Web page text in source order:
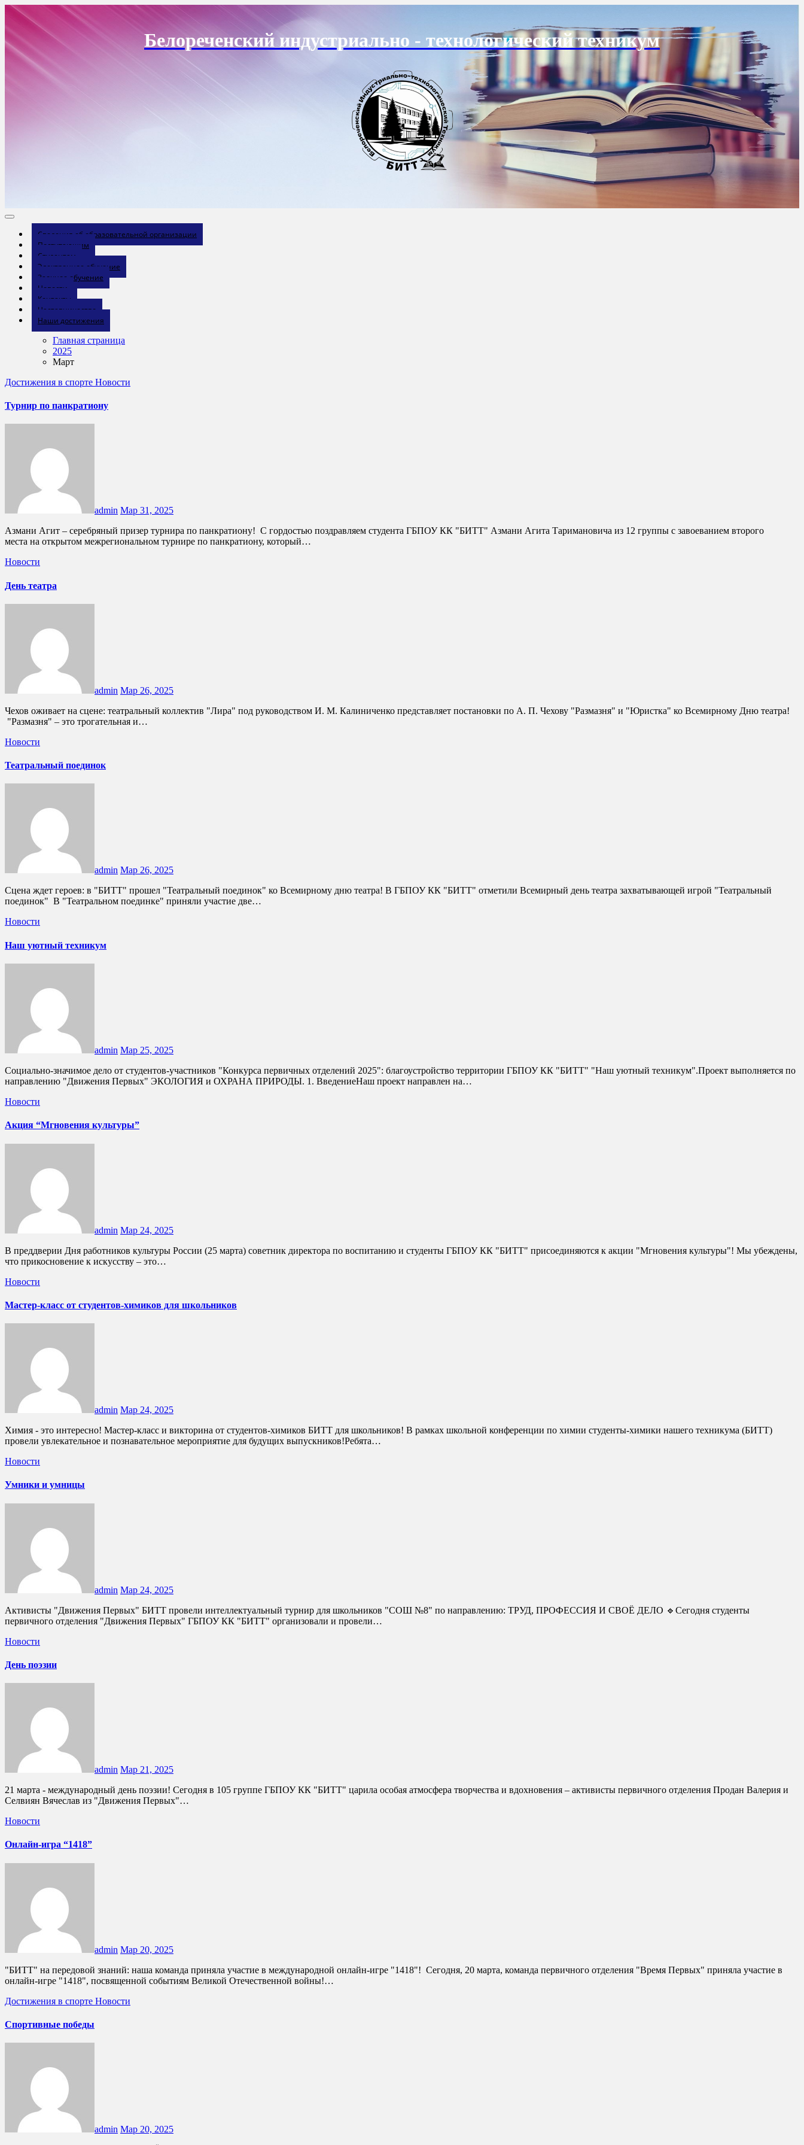
Перейти
содержанию
Белореченский индустриально - технологический техникум
Сведения об образовательной организации
Поступающим
Студентам
Электронное обучение
Заочное обучение
Новости
Контакты
Наставничество
Наши достижения
Главная страница
2025
Март
Достижения в спорте Новости
Турнир по панкратиону
admin Мар 31, 2025
Азмани Агит – серебряный призер турнира по панкратиону! С гордостью поздравляем студента ГБПОУ КК "БИТТ" Азмани Агита Таримановича из 12 группы с завоеванием второго
места на открытом межрегиональном турнире по панкратиону, который…
Новости
День театра
admin Мар 26, 2025
Чехов оживает на сцене: театральный коллектив "Лира" под руководством И. М. Калиниченко представляет постановки по А. П. Чехову "Размазня" и "Юристка" ко Всемирному Дню театра!
"Размазня" – это трогательная и…
Новости
Театральный поединок
admin Мар 26, 2025
Сцена ждет героев: в "БИТТ" прошел "Театральный поединок" ко Всемирному дню театра! В ГБПОУ КК "БИТТ" отметили Всемирный день театра захватывающей игрой "Театральный
поединок" В "Театральном поединке" приняли участие две…
Новости
Наш уютный техникум
admin Мар 25, 2025
Социально-значимое дело от студентов-участников "Конкурса первичных отделений 2025": благоустройство территории ГБПОУ КК "БИТТ" "Наш уютный техникум".Проект выполняется по
направлению "Движения Первых" ЭКОЛОГИЯ и ОХРАНА ПРИРОДЫ. 1. ВведениеНаш проект направлен на…
Новости
Акция “Мгновения культуры”
admin Мар 24, 2025
В преддверии Дня работников культуры России (25 марта) советник директора по воспитанию и студенты ГБПОУ КК "БИТТ" присоединяются к акции "Мгновения культуры"! Мы убеждены,
что прикосновение к искусству – это…
Новости
Мастер-класс от студентов-химиков для школьников
admin Мар 24, 2025
Химия - это интересно! Мастер-класс и викторина от студентов-химиков БИТТ для школьников! В рамках школьной конференции по химии студенты-химики нашего техникума (БИТТ)
провели увлекательное и познавательное мероприятие для будущих выпускников!Ребята…
Новости
Умники и умницы
admin Мар 24, 2025
Активисты "Движения Первых" БИТТ провели интеллектуальный турнир для школьников "СОШ №8" по направлению: ТРУД, ПРОФЕССИЯ И СВОЁ ДЕЛО 🔹Сегодня студенты
первичного отделения "Движения Первых" ГБПОУ КК "БИТТ" организовали и провели…
Новости
День поэзии
admin Мар 21, 2025
21 марта - международный день поэзии! Сегодня в 105 группе ГБПОУ КК "БИТТ" царила особая атмосфера творчества и вдохновения – активисты первичного отделения Продан Валерия и
Селвиян Вячеслав из "Движения Первых"…
Новости
Онлайн-игра “1418”
admin Мар 20, 2025
"БИТТ" на передовой знаний: наша команда приняла участие в международной онлайн-игре "1418"! Сегодня, 20 марта, команда первичного отделения "Время Первых" приняла участие в
онлайн-игре "1418", посвященной событиям Великой Отечественной войны!…
Достижения в спорте Новости
Спортивные победы
admin Мар 20, 2025